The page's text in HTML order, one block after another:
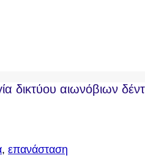
δικτύου αιωνόβιων
, επανάσταση